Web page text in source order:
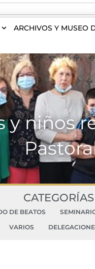
ARCHIVOS Y MUSEO
y niños
CATEGORÍAS
DE BEATOS
VARIOS